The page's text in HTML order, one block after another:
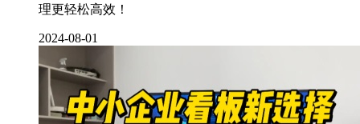
理更轻松高效！
2024-08-01